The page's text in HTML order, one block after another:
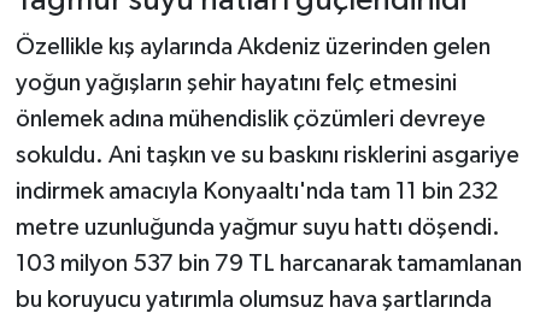
Özellikle kış aylarında Akdeniz üzerinden gelen
yoğun yağışların şehir hayatını felç etmesini
önlemek adına mühendislik çözümleri devreye
sokuldu. Ani taşkın ve su baskını risklerini asgariye
indirmek amacıyla Konyaaltı'nda tam 11 bin 232
metre uzunluğunda yağmur suyu hattı döşendi.
103 milyon 537 bin 79 TL harcanarak tamamlanan
bu koruyucu yatırımla olumsuz hava şartlarında